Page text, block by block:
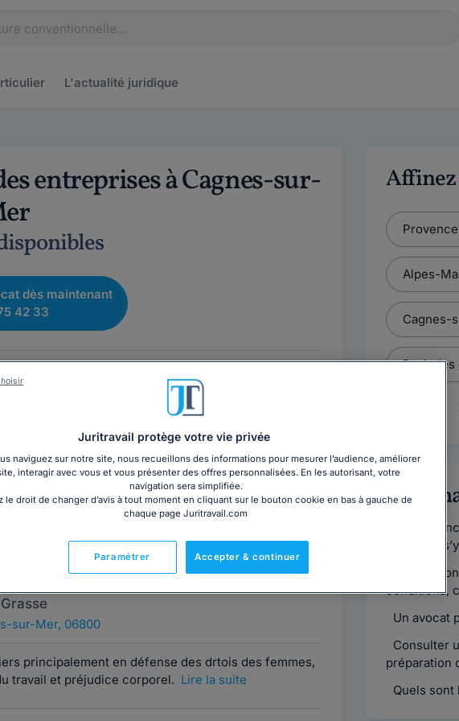
L'actualité juridique
entreprises à Cagnes-sur-
dès maintenant
42 33
sur-Mer, 06800
de Grasse. Activités dominantes : Droit
copropriété, bornage,...Lire la suite
EVRARD
sur-Mer, 06800
Contacter cet avocat
principalement en défense des drtois des femmes,
travail et préjudice corporel. Lire la suite
Affinez
comment
conditions,
Un avocat
Consulter
préparation
Quels sont
Juritravail protège votre vie privée
naviguez sur notre site, nous recueillons des informations pour mesurer l’audience, améliorer
interagir avec vous et vous présenter des offres personnalisées. En les autorisant, votre
navigation sera simplifiée.
le droit de changer d’avis à tout moment en cliquant sur le bouton cookie en bas à gauche de
chaque page Juritravail.com
Accepter & continuer
Paramétrer